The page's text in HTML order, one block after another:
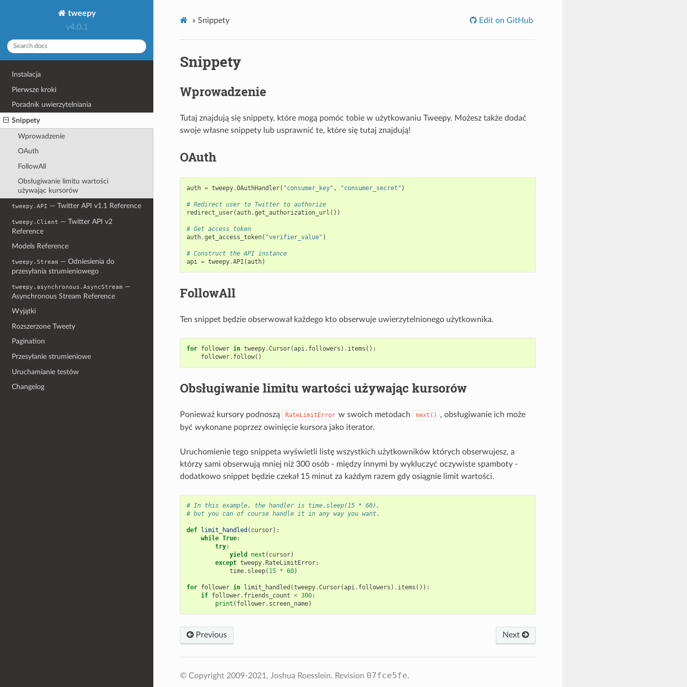
tweepy
v4.0.1
Instalacja
Pierwsze kroki
Poradnik uwierzytelniania
Snippety
Wprowadzenie
OAuth
FollowAll
Obsługiwanie limitu wartości
używając kursorów
tweepy.API — Twitter API v1.1 Reference
tweepy.Client — Twitter API v2
Reference
Models Reference
tweepy.Stream — Odniesienia do
przesyłania strumieniowego
tweepy.asynchronous.AsyncStream —
Asynchronous Stream Reference
Wyjątki
Rozszerzone Tweety
Pagination
Przesyłanie strumieniowe
Uruchamianie testów
Changelog
» Snippety Edit on GitHub
Snippety
Wprowadzenie
Tutaj znajdują się snippety, które mogą pomóc tobie w użytkowaniu Tweepy. Możesz także dodać
swoje własne snippety lub usprawnić te, które się tutaj znajdują!
OAuth
auth = tweepy.OAuthHandler( "consumer_key" , "consumer_secret" )
# Redirect user to Twitter to authorize
redirect_user(auth.get_authorization_url ())
# Get access token
auth.get_access_token( "verifier_value" )
# Construct the API instance
api = tweepy.API (auth)
FollowAll
Ten snippet będzie obserwował każdego kto obserwuje uwierzytelnionego użytkownika.
for follower in tweepy.Cursor(api. followers ) . items ():
follower. follow()
Obsługiwanie limitu wartości używając kursorów
Ponieważ kursory podnoszą RateLimitError w swoich metodach next()
, obsługiwanie ich może
być wykonane poprzez owinięcie kursora jako iterator.
Uruchomienie tego snippeta wyświetli listę wszystkich użytkowników których obserwujesz, a
którzy sami obserwują mniej niż 300 osób - między innymi by wykluczyć oczywiste spamboty -
dodatkowo snippet będzie czekał 15 minut za każdym razem gdy osiągnie limit wartości.
# In this example, the handler is time.sleep(15 * 60),
# but you can of course handle it in any way you want.
def limit_handled ( cursor):
while True:
try:
yield
next ( cursor)
except tweepy.RateLimitError:
time. sleep( 15 * 60)
for follower in limit_handled (tweepy.Cursor(api. followers ) . items ()):
if follower. friends_count < 300:
print ( follower. screen_name)
Previous Next
© Copyright 2009-2021, Joshua Roesslein. Revision 07fce5fe.